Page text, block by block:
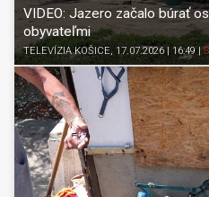
VIDEO: Jazero začalo búrať
obyvateľmi
TELEVÍZIA KOŠICE, 17.07.2026 | 16:49|